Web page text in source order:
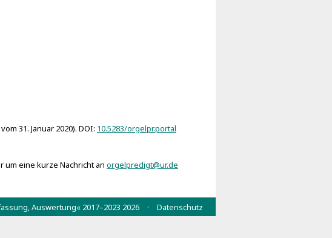
31. Januar 2020). DOI: 10.5283/orgelpr.portal
eine kurze Nachricht an orgelpredigt@ur.de
Auswertung« 2017–2023 2026 · Datenschutz